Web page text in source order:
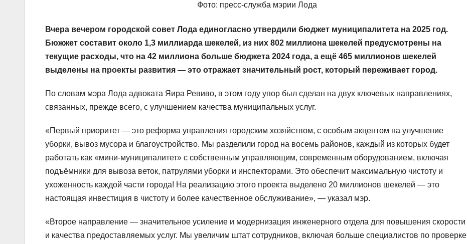
Фото: пресс-служба мэрии Лода
Вчера вечером городской совет Лода единогласно утвердили бюджет муниципалитета на 2025 год.
Бюжжет составит около 1,3 миллиарда шекелей, из них 802 миллиона шекелей предусмотрены на
текущие расходы, что на 42 миллиона больше бюджета 2024 года, а ещё 465 миллионов шекелей
выделены на проекты развития — это отражает значительный рост, который переживает город.
По словам мэра Лода адвоката Яира Ревиво, в этом году упор был сделан на двух ключевых направлениях,
связанных, прежде всего, с улучшением качества муниципальных услуг.
«Первый приоритет — это реформа управления городским хозяйством, с особым акцентом на улучшение
уборки, вывоз мусора и благоустройство. Мы разделили город на восемь районов, каждый из которых будет
работать как «мини-муниципалитет» с собственным управляющим, современным оборудованием, включая
подъёмники для вывоза веток, патрулями уборки и инспекторами. Это обеспечит максимальную чистоту и
ухоженность каждой части города! На реализацию этого проекта выделено 20 миллионов шекелей — это
настоящая инвестиция в чистоту и более качественное обслуживание», — указал мэр.
«Второе направление — значительное усиление и модернизация инженерного отдела для повышения скорости
и качества предоставляемых услуг. Мы увеличим штат сотрудников, включая больше специалистов по проверке